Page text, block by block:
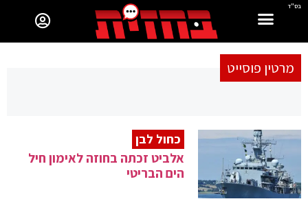
בס"ד
מרטין פוסייט
כחול לבן
אלביט זכתה בחוזה לאימון חיל
הים הבריטי